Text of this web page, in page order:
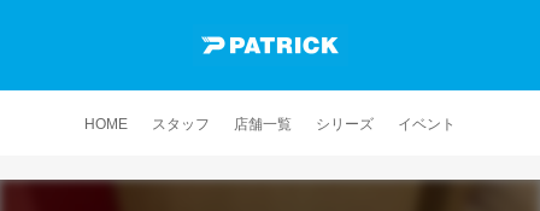
HOME スタッフ 店舗一覧 シリーズ イベント